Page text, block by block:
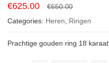
€650.00Original
price
€650.00.
€625.00
Current
price
€625.00.
Categories: Heren, Ringen
Prachtige gouden ring 18 karaat